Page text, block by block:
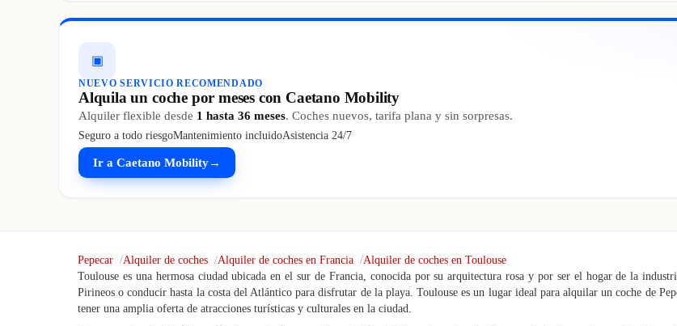
▣
NUEVO SERVICIO RECOMENDADO
Alquila un coche por meses con Caetano Mobility
Alquiler flexible desde 1 hasta 36 meses. Coches nuevos, tarifa plana y sin sorpresas.
Seguro a todo riesgoMantenimiento incluidoAsistencia 24/7
Ir a Caetano Mobility→
Pepecar Alquiler de coches Alquiler de coches en Francia
Alquiler de coches en Toulouse
Toulouse es una hermosa ciudad ubicada en el sur de Francia, conocida por su arquitectura rosa y por ser el hogar de la
Pirineos o conducir hasta la costa del Atlántico para disfrutar de la playa. Toulouse es un lugar ideal para alquilar un coche de
tener una amplia oferta de atracciones turísticas y culturales en la ciudad.